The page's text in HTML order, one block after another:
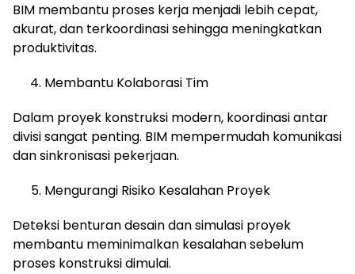
BIM membantu proses kerja menjadi lebih cepat,
akurat, dan terkoordinasi sehingga meningkatkan
produktivitas.
Membantu Kolaborasi Tim
Dalam proyek konstruksi modern, koordinasi antar
divisi sangat penting. BIM mempermudah komunikasi
dan sinkronisasi pekerjaan.
Mengurangi Risiko Kesalahan Proyek
Deteksi benturan desain dan simulasi proyek
membantu meminimalkan kesalahan sebelum
proses konstruksi dimulai.